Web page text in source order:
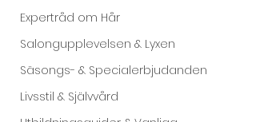
Expertråd om Hår
Salongupplevelsen & Lyxen
Säsongs- & Specialerbjudanden
Livsstil & Självvård